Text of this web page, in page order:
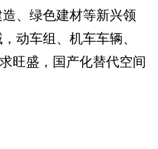
、绿色建材等新兴领
动车组、机车车辆、
旺盛，国产化替代空间